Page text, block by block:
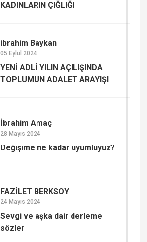
KADINLARIN ÇIĞLIĞI
ibrahim Baykan
05 Eylül 2024
YENİ ADLİ YILIN AÇILIŞINDA
TOPLUMUN ADALET ARAYIŞI
İbrahim Amaç
28 Mayıs 2024
Değişime ne kadar uyumluyuz?
FAZİLET BERKSOY
24 Mayıs 2024
Sevgi ve aşka dair derleme
sözler